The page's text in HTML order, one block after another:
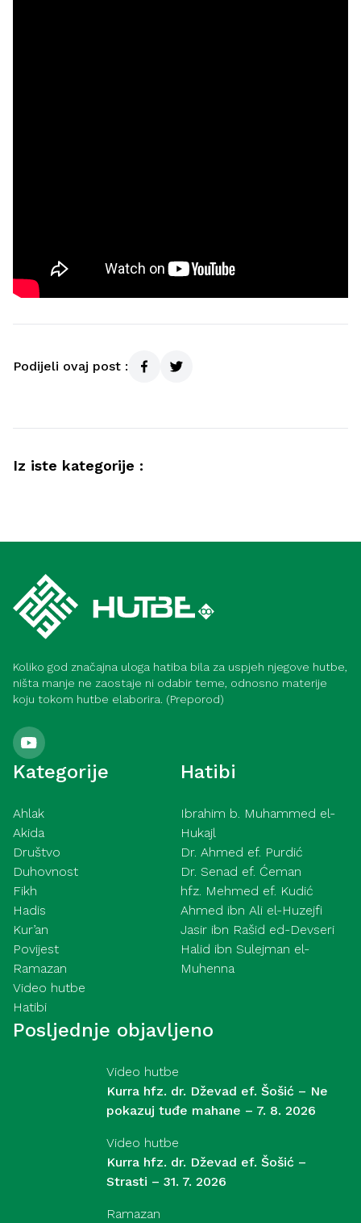
Podijeli ovaj post :
Iz iste kategorije :
Koliko god značajna uloga hatiba bila za uspjeh njegove hutbe,
ništa manje ne zaostaje ni odabir teme, odnosno materije
koju tokom hutbe elaborira. (Preporod)
Kategorije
Ahlak
Akida
Društvo
Duhovnost
Fikh
Hadis
Kur’an
Povijest
Ramazan
Video hutbe
Hatibi
Hatibi
Ibrahim b. Muhammed el-
Hukajl
Dr. Ahmed ef. Purdić
Dr. Senad ef. Ćeman
hfz. Mehmed ef. Kudić
Ahmed ibn Ali el-Huzejfi
Jasir ibn Rašid ed-Devseri
Halid ibn Sulejman el-
Muhenna
Posljednje objavljeno
Video hutbe
Kurra hfz. dr. Dževad ef. Šošić – Ne
pokazuj tuđe mahane – 7. 8. 2026
Video hutbe
Kurra hfz. dr. Dževad ef. Šošić –
Strasti – 31. 7. 2026
Ramazan